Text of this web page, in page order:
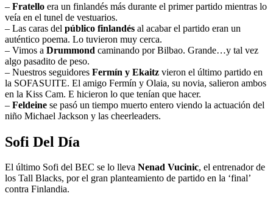
– Fratello era un finlandés más durante el primer partido mientras lo
veía en el tunel de vestuarios.
– Las caras del público finlandés al acabar el partido eran un
auténtico poema. Lo tuvieron muy cerca.
– Vimos a Drummond caminando por Bilbao. Grande…y tal vez
algo pasadito de peso.
– Nuestros seguidores Fermín y Ekaitz vieron el último partido en
la SOFASUITE. El amigo Fermín y Olaia, su novia, salieron ambos
en la Kiss Cam. E hicieron lo que tenían que hacer.
– Feldeine se pasó un tiempo muerto entero viendo la actuación del
niño Michael Jackson y las cheerleaders.
Sofi Del Día
El último Sofi del BEC se lo lleva Nenad Vucinic, el entrenador de
los Tall Blacks, por el gran planteamiento de partido en la ‘final’
contra Finlandia.